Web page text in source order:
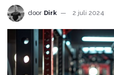
door Dirk 2 juli 2024